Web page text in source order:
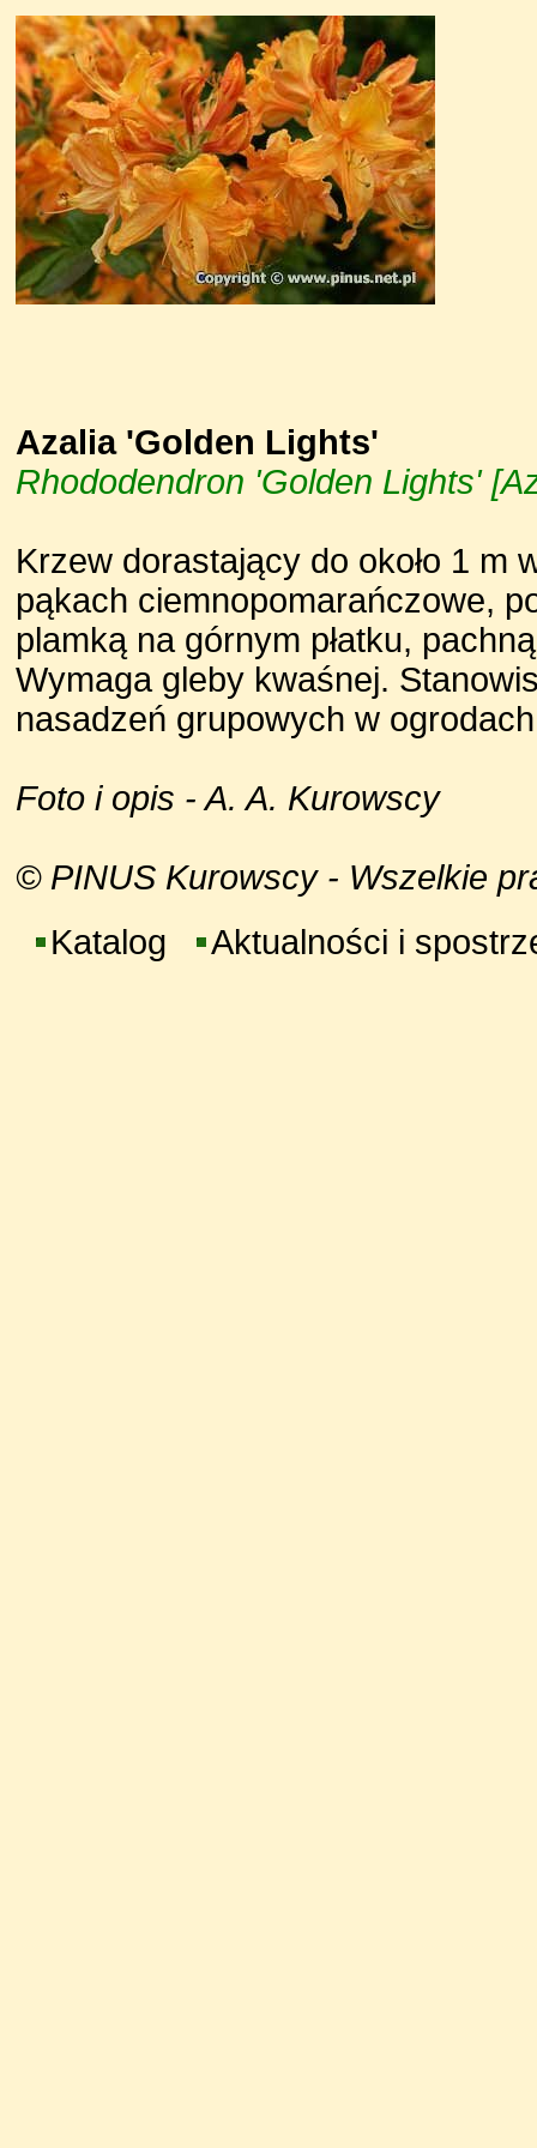
Azalia 'Golden Lights'
Rhododendron 'Golden Lights'
Krzew dorastający do około 1 m
pąkach ciemnopomarańczowe,
plamką na górnym płatku,
Wymaga gleby kwaśnej.
nasadzeń grupowych w
Foto i opis - A. A. Kurowscy
© PINUS Kurowscy - Wszelkie
Katalog
Aktualności i